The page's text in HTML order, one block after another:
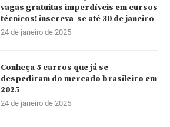
vagas gratuitas imperdíveis em cursos
técnicos! inscreva-se até 30 de janeiro
24 de janeiro de 2025
Conheça 5 carros que já se
despediram do mercado brasileiro em
2025
24 de janeiro de 2025